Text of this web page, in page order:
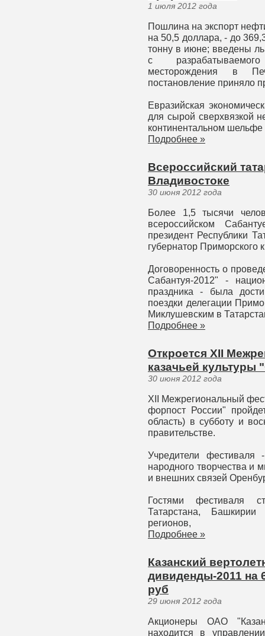
1 июля 2012 года
Пошлина на экспорт
на 50,5 доллара, - до
тонну в июне; введены
с
месторождения в
постановление приняло
Евразийская
для сырой сверхвязкой
континентальном шельфе
Подробнее »
Всероссийский
Владивостоке
30 июня 2012 года
Более 1,5 тысячи
всероссийском
президент Республики
губернатор
Договоренность о
Сабантуя-2012" -
праздника - была
поездки делегации
Миклушевским в
Подробнее »
Откроется XII
казачьей культуры
30 июня 2012 года
XII Межрегиональный
форпост России"
область) в субботу и
правительстве.
Учредители фестиваля
народного творчества и
и внешних связей
Гостями фестиваля
Татарстана, Башкирии
регионов,
Подробнее »
Казанский
дивиденды-2011 на
руб
29 июня 2012 года
Акционеры ОАО
находится в